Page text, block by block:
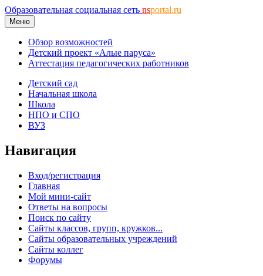
Образовательная социальная сеть nsportal.ru
Меню
Обзор возможностей
Детский проект «Алые паруса»
Аттестация педагогических работников
Детский сад
Начальная школа
Школа
НПО и СПО
ВУЗ
Навигация
Вход/регистрация
Главная
Мой мини-сайт
Ответы на вопросы
Поиск по сайту
Сайты классов, групп, кружков...
Сайты образовательных учреждений
Сайты коллег
Форумы